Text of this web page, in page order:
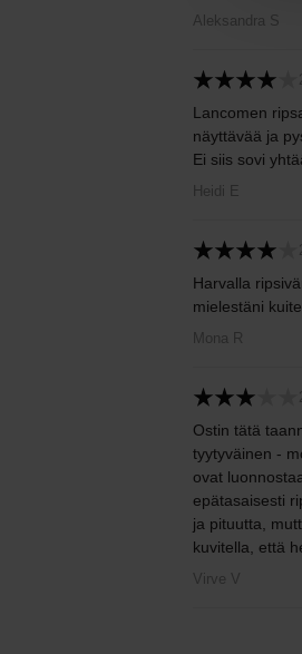
Aleksandra S
Lancomen
näyttävää ja
Ei siis sovi
Heidi E
Harvalla
mielestäni
Mona R
Ostin tätä
tyytyväinen -
ovat
epätasaisesti
ja pituutta,
kuvitella, että
Virve V